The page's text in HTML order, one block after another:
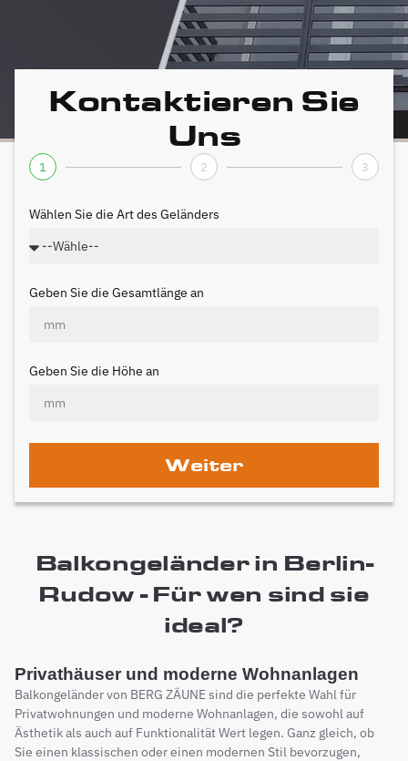
Kontaktieren Sie
Uns
1 2 3
Wählen Sie die Art des Geländers
Geben Sie die Gesamtlänge an
Geben Sie die Höhe an
Weiter
Balkongeländer in Berlin-
Rudow - Für wen sind sie
ideal?
Privathäuser und moderne Wohnanlagen
Balkongeländer von BERG ZÄUNE sind die perfekte Wahl für
Privatwohnungen und moderne Wohnanlagen, die sowohl auf
Ästhetik als auch auf Funktionalität Wert legen. Ganz gleich, ob
Sie einen klassischen oder einen modernen Stil bevorzugen,